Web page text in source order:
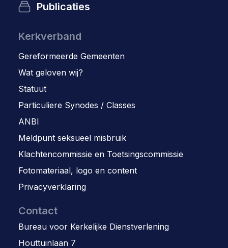
Publicaties
Kerkverband
Gereformeerde Gemeenten
Wat geloven wij?
Statuut
Particuliere Synodes / Classes
ANBI
Meldpunt seksueel misbruik
Klachtencommissie en Toetsingscommissie
Fotomateriaal, logo en content
Privacyverklaring
Contact
Bureau voor Kerkelijke Dienstverlening
Houttuinlaan 7